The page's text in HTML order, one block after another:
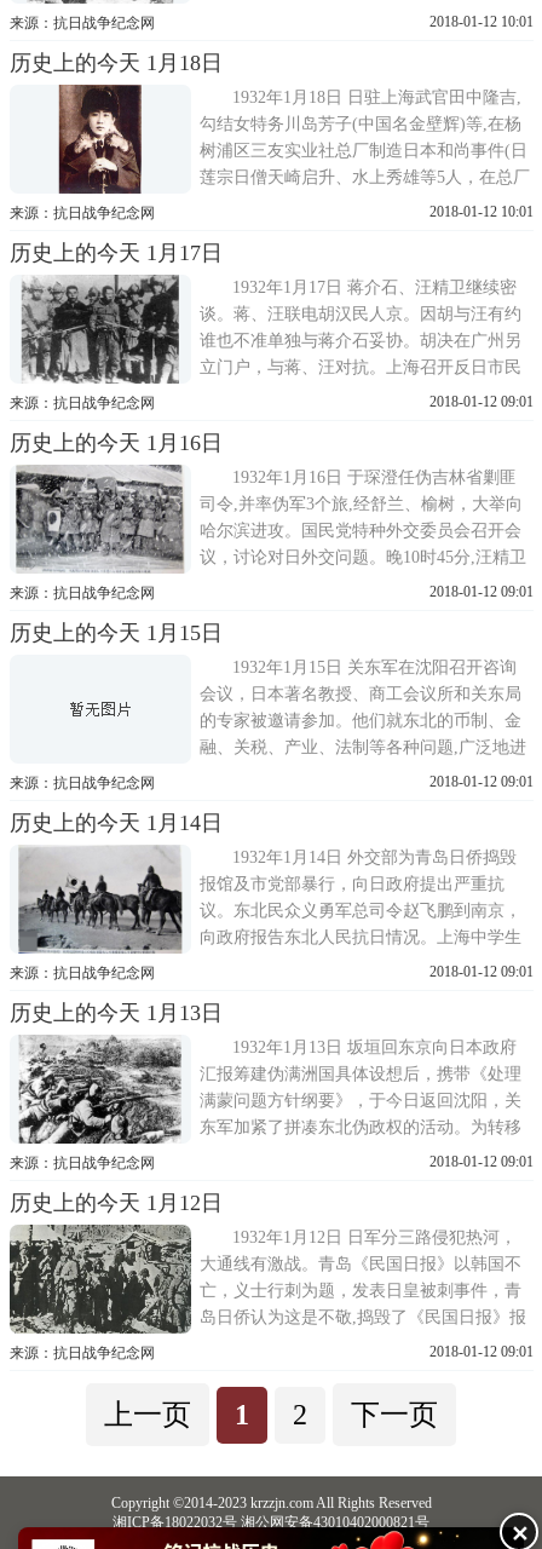
沪总领事于20日向上海市政府发函抗议，提
理要求。国民政府指派顾维钧参加国联调查
团。东北义勇军收复锦西。锦西义勇军奋起
抵抗1933年1月19日 日军加紧...
来源：抗日战争纪念网 2018-01-12 10:01
历史上的今天 1月18日
1932年1月18日 日驻上海武官田中隆吉,
勾结女特务川岛芳子(中国名金壁辉)等,在杨
树浦区三友实业社总厂制造日本和尚事件(日
莲宗日僧天崎启升、水上秀雄等5人，在总厂
墙外向厂内正在操练之工人义勇军掷石块，
日僧一名，伤二名)。编者按:据战后田中供
认:九一八事变后，关东军高级参谋坂垣征四
郎等积极谋建伪满洲国,恐...
来源：抗日战争纪念网 2018-01-12 10:01
历史上的今天 1月17日
1932年1月17日 蒋介石、汪精卫继续密
谈。蒋、汪联电胡汉民人京。因胡与汪有约
谁也不准单独与蒋介石妥协。胡决在广州另
立门户，与蒋、汪对抗。上海召开反日市民
大会，到会约2000人。开会前因有人散发反
捕。会后,整队游行，队伍到枫林桥后，将外
交部驻沪办事处的会牌和警亭捣毁，然后直
奔市政府，因是星期日无人接待...
来源：抗日战争纪念网 2018-01-12 09:01
历史上的今天 1月16日
1932年1月16日 于琛澄任伪吉林省剿匪
司令,并率伪军3个旅,经舒兰、榆树，大举向
哈尔滨进攻。国民党特种外交委员会召开会
议，讨论对日外交问题。晚10时45分,汪精卫
夫妇到达杭州，由宋子文、陈布雷、鲁涤平
国政府因日破坏北宁路，向日本提出严重抗
议。1933年1月16日 日关东军为侵占热河及
扰乱平、津二市,派坂垣、土...
来源：抗日战争纪念网 2018-01-12 09:01
历史上的今天 1月15日
1932年1月15日 关东军在沈阳召开咨询
会议，日本著名教授、商工会议所和关东局
的专家被邀请参加。他们就东北的币制、金
融、关税、产业、法制等各种问题,广泛地进
行研究讨论，以便掠夺我东北的丰富资源。
抵债。伪东北交通委员会组建奉山铁路管理
局，阀泽任伪局长。行政院代院长陈铭枢飞
杭州和蒋介石会晤，商讨时局...
来源：抗日战争纪念网 2018-01-12 09:01
历史上的今天 1月14日
1932年1月14日 外交部为青岛日侨捣毁
报馆及市党部暴行，向日政府提出严重抗
议。东北民众义勇军总司令赵飞鹏到南京，
向政府报告东北人民抗日情况。上海中学生
抗日救国联合会发表《告民众书》，指出：
奋起自卫，联合起来进行罢工、罢课、罢
市，用自己的血、自己的头颅消灭一切帝国
主义,把中华民族从帝国主义的铁蹄下...
来源：抗日战争纪念网 2018-01-12 09:01
历史上的今天 1月13日
1932年1月13日 坂垣回东京向日本政府
汇报筹建伪满洲国具体设想后，携带《处理
满蒙问题方针纲要》，于今日返回沈阳，关
东军加紧了拼凑东北伪政权的活动。为转移
国际视听，坂垣给上海日军田中隆吉发电，
特务机关长林义秀到省署声称:洮昂路不抵
债，逼代省长吉祥以齐克路作价抵债。吉祥
说:不敢承担这个责任。林义秀大...
来源：抗日战争纪念网 2018-01-12 09:01
历史上的今天 1月12日
1932年1月12日 日军分三路侵犯热河，
大通线有激战。青岛《民国日报》以韩国不
亡，义士行刺为题，发表日皇被刺事件，青
岛日侨认为这是不敬,捣毁了《民国日报》报
馆和国民党青岛市党部。日军多门师团对东
主席马占山电国民政府，希速设法交涉东北
事件，以救危亡。东北人民抗日武装斗争全
来源：抗日战争纪念网 2018-01-12 09:01
上一页 1 2 下一页
Copyright ©2014-2023 krzzjn.com All Rights Reserved
湘ICP备18022032号 湘公网安备43010402000821号
中央网信办违法和不良信息举报中心
长沙市互联网违法和不良信息举报中心✕